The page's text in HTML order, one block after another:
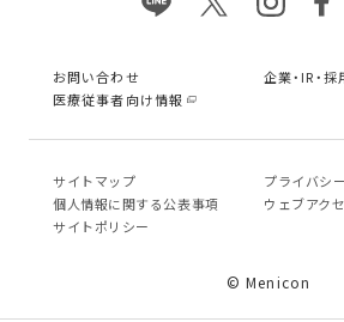
お問い合わせ
企業・IR・採
医療従事者向け情報
サイトマップ
プライバシ
個⼈情報に関する公表事項
ウェブアク
サイトポリシー
© Menicon